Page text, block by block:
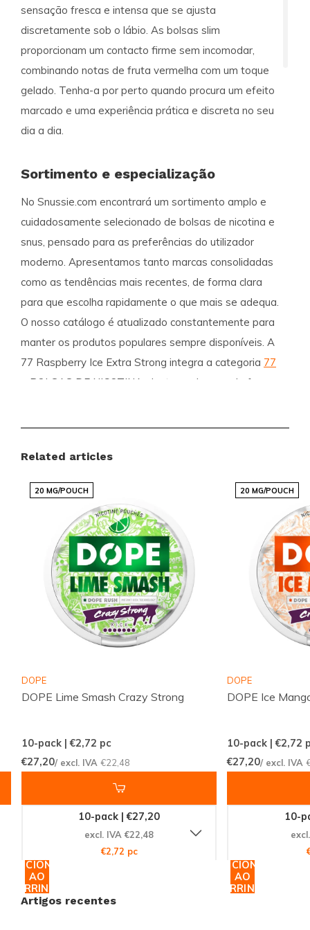
sensação fresca e intensa que se ajusta
discretamente sob o lábio. As bolsas slim
proporcionam um contacto firme sem incomodar,
combinando notas de fruta vermelha com um toque
gelado. Tenha-a por perto quando procura um efeito
marcado e uma experiência prática e discreta no seu
dia a dia.
Sortimento e especialização
No Snussie.com encontrará um sortimento amplo e
cuidadosamente selecionado de bolsas de nicotina e
snus, pensado para as preferências do utilizador
moderno. Apresentamos tanto marcas consolidadas
como as tendências mais recentes, de forma clara
para que escolha rapidamente o que mais se adequa.
O nosso catálogo é atualizado constantemente para
manter os produtos populares sempre disponíveis. A
77 Raspberry Ice Extra Strong integra a categoria 77
e BOLSAS DE NICOTINA, destacando-se pela força
Vantagens para clientes
Entrega internacional rápida e fiável para onde
estiver.
Assortimento com preços competitivos e
marcas populares.
Lançamentos regulares com novas variantes e
sabores.
Processo de compra simples e intuitivo através
Serviço de apoio ao cliente disponível para
esclarecer dúvidas.
acessíveis. Graças a entregas consistentes e a uma
seleção profissional, pedir snus e bolsas de nicotina
torna-se uma experiência simples, previsível e
agradável. Escolha 77 Raspberry Ice Extra Strong
quando quiser uma opção forte, com perfil de fruta
vermelha e uma apresentação slim adequada ao seu
ritmo de vida.
Related articles
20 MG/POUCH
DOPE
DOPE Lime Smash Crazy Strong
10-pack | €2,72 pc
€27,20/ excl. IVA€22,48
10-pack | €27,20
excl. IVA €22,48
€2,72 pc
ADICIONAR
AO
CARRINHO
20 MG/POUCH
DOPE
DOPE Ice
10-pack | €2,72
€27,20/ excl. IVA
10-
ADICIONAR
AO
CARRINHO
Artigos recentes